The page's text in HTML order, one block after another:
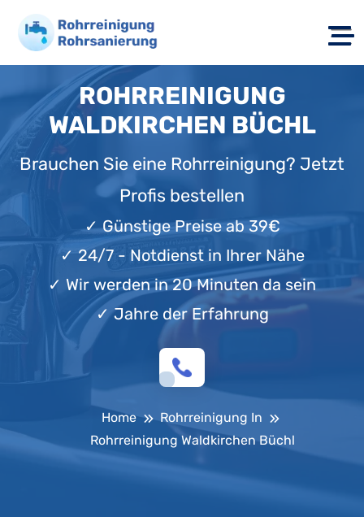
ROHRREINIGUNG
WALDKIRCHEN BÜCHL
Brauchen Sie eine Rohrreinigung? Jetzt
Profis bestellen
✓Günstige Preise ab 39€
✓ 24/7 - Notdienst in Ihrer Nähe
✓ Wir werden in 20 Minuten da sein
✓Jahre der Erfahrung
Home
Rohrreinigung In
Rohrreinigung Waldkirchen Büchl